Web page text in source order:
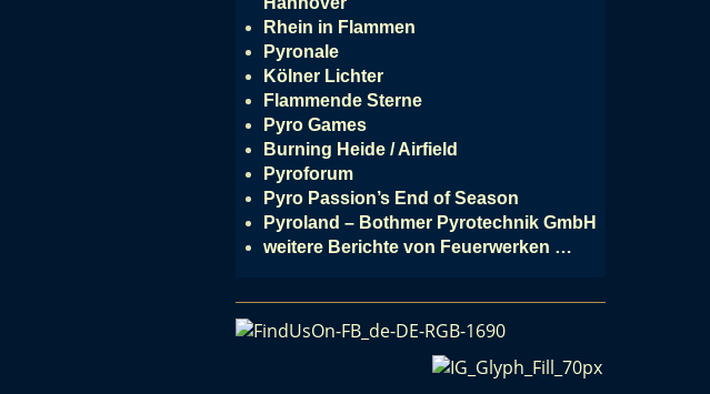
Rhein in Flammen
Pyronale
Kölner Lichter
Flammende Sterne
Pyro Games
Burning Heide / Airfield
Pyroforum
Pyro Passion’s End of Season
Pyroland – Bothmer Pyrotechnik GmbH
weitere Berichte von Feuerwerken …